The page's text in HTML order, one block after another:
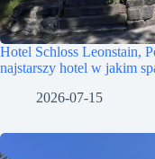
Hotel Schloss Leonstain,
najstarszy hotel w jakim
2026-07-15